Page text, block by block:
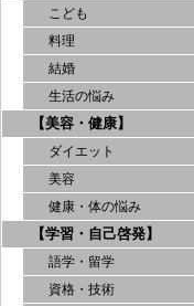
こども
料理
結婚
生活の悩み
【美容・健康】
ダイエット
美容
健康・体の悩み
【学習・自己啓発】
語学・留学
資格・技術